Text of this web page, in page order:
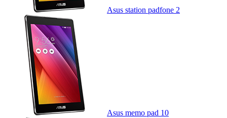
Asus station padfone 2
Asus memo pad 10